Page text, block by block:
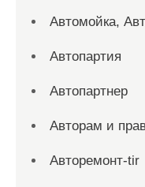
Автомойка,
Автопартия
Автопартнер
Авторам и
Авторемонт-tir